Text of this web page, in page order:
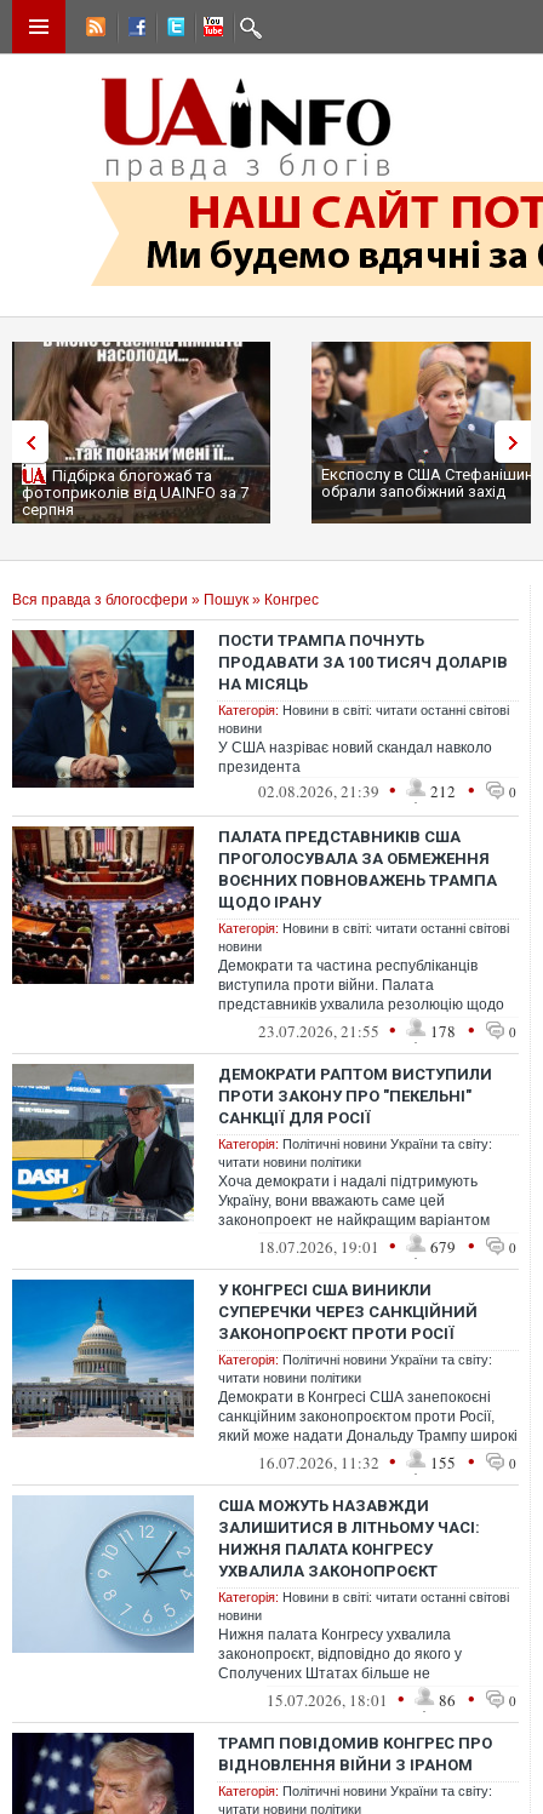
Підбірка блогожаб та
фотоприколів від UAINFO за 7
серпня
Експослу в США
обрали запобіжний захід
Вся правда з блогосфери » Пошук » Конгрес
ПОСТИ ТРАМПА ПОЧНУТЬ
ПРОДАВАТИ ЗА 100 ТИСЯЧ ДОЛАРІВ
НА МІСЯЦЬ
Категорія: Новини в світі: читати останні світові
новини
У США назріває новий скандал навколо
президента
02.08.2026, 21:39 • 212 • 0
ПАЛАТА ПРЕДСТАВНИКІВ США
ПРОГОЛОСУВАЛА ЗА ОБМЕЖЕННЯ
ВОЄННИХ ПОВНОВАЖЕНЬ ТРАМПА
ЩОДО ІРАНУ
Категорія: Новини в світі: читати останні світові
новини
Демократи та частина республіканців
виступила проти війни. Палата
представників ухвалила резолюцію щодо
23.07.2026, 21:55 • 178 • 0
ДЕМОКРАТИ РАПТОМ ВИСТУПИЛИ
ПРОТИ ЗАКОНУ ПРО "ПЕКЕЛЬНІ"
САНКЦІЇ ДЛЯ РОСІЇ
Категорія: Політичні новини України та світу:
читати новини політики
Хоча демократи і надалі підтримують
Україну, вони вважають саме цей
законопроект не найкращим варіантом
підтримки18.07.2026, 19:01 • 679 • 0
У КОНГРЕСІ США ВИНИКЛИ
СУПЕРЕЧКИ ЧЕРЕЗ САНКЦІЙНИЙ
ЗАКОНОПРОЄКТ ПРОТИ РОСІЇ
Категорія: Політичні новини України та світу:
читати новини політики
Демократи в Конгресі США занепокоєні
санкційним законопроєктом проти Росії,
який може надати Дональду Трампу широкі
повноваження щодо запровадження ми...
16.07.2026, 11:32 • 155 • 0
США МОЖУТЬ НАЗАВЖДИ
ЗАЛИШИТИСЯ В ЛІТНЬОМУ ЧАСІ:
НИЖНЯ ПАЛАТА КОНГРЕСУ
УХВАЛИЛА ЗАКОНОПРОЄКТ
Категорія: Новини в світі: читати останні світові
новини
Нижня палата Конгресу ухвалила
законопроєкт, відповідно до якого у
Сполучених Штатах більше не
відбуватиметься сезонне переведення
15.07.2026, 18:01 • 86 • 0
ТРАМП ПОВІДОМИВ КОНГРЕС ПРО
ВІДНОВЛЕННЯ ВІЙНИ З ІРАНОМ
Категорія: Політичні новини України та світу:
читати новини політики